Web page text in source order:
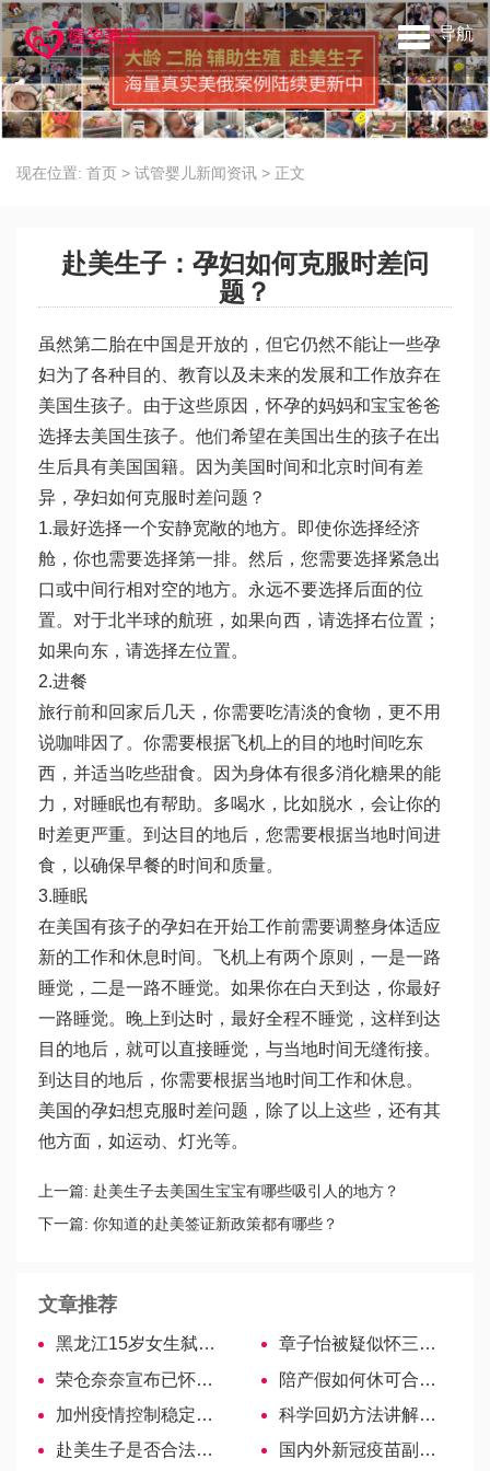
导航
现在位置: 首页 > 试管婴儿新闻资讯 > 正文
赴美生子：孕妇如何克服时差问
题？
虽然第二胎在中国是开放的，但它仍然不能让一些孕
妇为了各种目的、教育以及未来的发展和工作放弃在
美国生孩子。由于这些原因，怀孕的妈妈和宝宝爸爸
选择去美国生孩子。他们希望在美国出生的孩子在出
生后具有美国国籍。因为美国时间和北京时间有差
异，孕妇如何克服时差问题？
1.最好选择一个安静宽敞的地方。即使你选择经济
舱，你也需要选择第一排。然后，您需要选择紧急出
口或中间行相对空的地方。永远不要选择后面的位
置。对于北半球的航班，如果向西，请选择右位置；
如果向东，请选择左位置。
2.进餐
旅行前和回家后几天，你需要吃清淡的食物，更不用
说咖啡因了。你需要根据飞机上的目的地时间吃东
西，并适当吃些甜食。因为身体有很多消化糖果的能
力，对睡眠也有帮助。多喝水，比如脱水，会让你的
时差更严重。到达目的地后，您需要根据当地时间进
食，以确保早餐的时间和质量。
3.睡眠
在美国有孩子的孕妇在开始工作前需要调整身体适应
新的工作和休息时间。飞机上有两个原则，一是一路
睡觉，二是一路不睡觉。如果你在白天到达，你最好
一路睡觉。晚上到达时，最好全程不睡觉，这样到达
目的地后，就可以直接睡觉，与当地时间无缝衔接。
到达目的地后，你需要根据当地时间工作和休息。
美国的孕妇想克服时差问题，除了以上这些，还有其
他方面，如运动、灯光等。
上一篇: 赴美生子去美国生宝宝有哪些吸引人的地方？
下一篇: 你知道的赴美签证新政策都有哪些？
文章推荐
黑龙江15岁女生弑母藏尸冷库，起因令人唏嘘！
章子怡被疑似怀三胎，本人回应家里确实新添成员
荣仓奈奈宣布已怀二胎，5大孕事项需注意
陪产假如何休可合理安排，一文帮你分析！
加州疫情控制稳定，洛杉矶县/湾区实现群体免疫！6月中旬或可重启！
科学回奶方法讲解，5种食物3种药物效果又快又好
赴美生子是否合法？小编来告诉你
国内外新冠疫苗副作用对比，网友谈不良反应最小的牌子